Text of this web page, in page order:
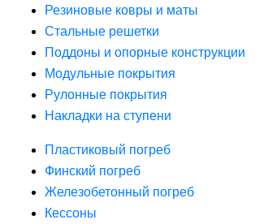
Резиновые ковры и маты
Стальные решетки
Поддоны и опорные конструкции
Модульные покрытия
Рулонные покрытия
Накладки на ступени
Пластиковый погреб
Финский погреб
Железобетонный погреб
Кессоны